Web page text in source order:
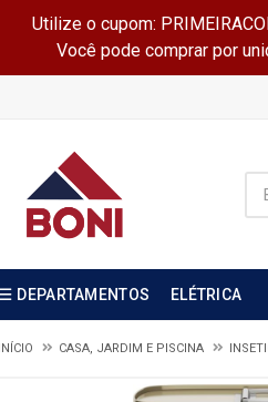
Utilize o cupom:
Você pode comprar por
DEPARTAMENTOS ELÉTRICA
INÍCIO CASA, JARDIM E PISCINA